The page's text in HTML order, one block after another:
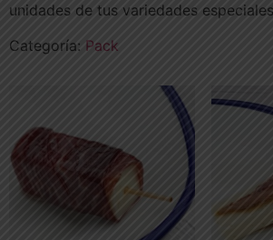
unidades de tus variedades
Categoría: Pack